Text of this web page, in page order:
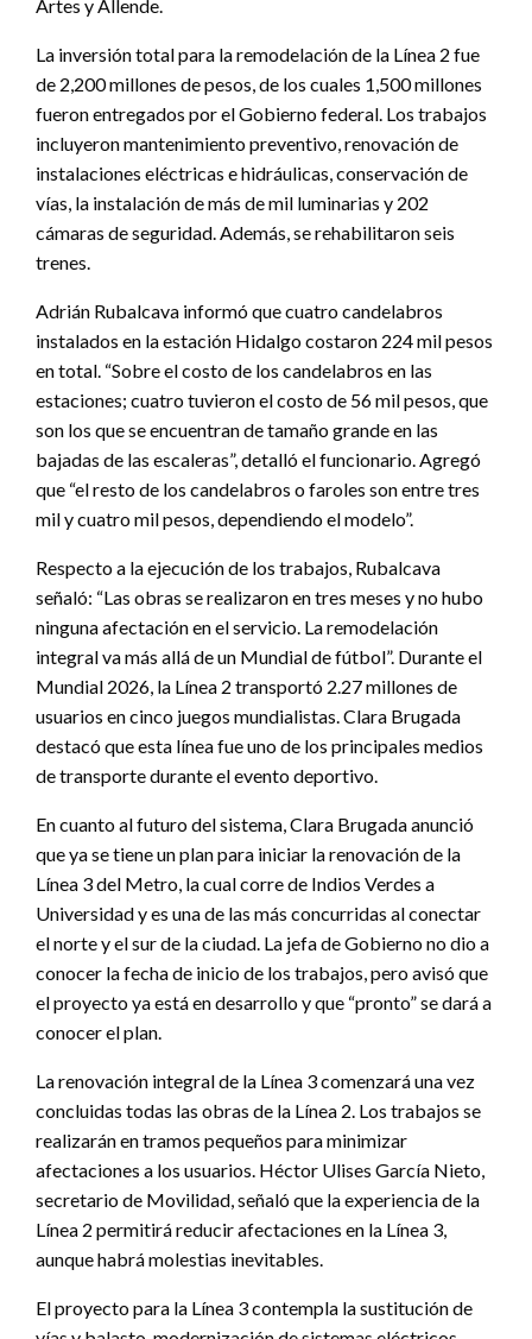
Artes y Allende.
La inversión total para la remodelación de la Línea 2 fue
de 2,200 millones de pesos, de los cuales 1,500 millones
fueron entregados por el Gobierno federal. Los trabajos
incluyeron mantenimiento preventivo, renovación de
instalaciones eléctricas e hidráulicas, conservación de
vías, la instalación de más de mil luminarias y 202
cámaras de seguridad. Además, se rehabilitaron seis
trenes.
Adrián Rubalcava informó que cuatro candelabros
instalados en la estación Hidalgo costaron 224 mil pesos
en total. “Sobre el costo de los candelabros en las
estaciones; cuatro tuvieron el costo de 56 mil pesos, que
son los que se encuentran de tamaño grande en las
bajadas de las escaleras”, detalló el funcionario. Agregó
que “el resto de los candelabros o faroles son entre tres
mil y cuatro mil pesos, dependiendo el modelo”.
Respecto a la ejecución de los trabajos, Rubalcava
señaló: “Las obras se realizaron en tres meses y no hubo
ninguna afectación en el servicio. La remodelación
integral va más allá de un Mundial de fútbol”. Durante el
Mundial 2026, la Línea 2 transportó 2.27 millones de
usuarios en cinco juegos mundialistas. Clara Brugada
destacó que esta línea fue uno de los principales medios
de transporte durante el evento deportivo.
En cuanto al futuro del sistema, Clara Brugada anunció
que ya se tiene un plan para iniciar la renovación de la
Línea 3 del Metro, la cual corre de Indios Verdes a
Universidad y es una de las más concurridas al conectar
el norte y el sur de la ciudad. La jefa de Gobierno no dio a
conocer la fecha de inicio de los trabajos, pero avisó que
el proyecto ya está en desarrollo y que “pronto” se dará a
conocer el plan.
La renovación integral de la Línea 3 comenzará una vez
concluidas todas las obras de la Línea 2. Los trabajos se
realizarán en tramos pequeños para minimizar
afectaciones a los usuarios. Héctor Ulises García Nieto,
secretario de Movilidad, señaló que la experiencia de la
Línea 2 permitirá reducir afectaciones en la Línea 3,
aunque habrá molestias inevitables.
El proyecto para la Línea 3 contempla la sustitución de